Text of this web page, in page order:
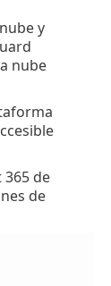
y
nube
de
de